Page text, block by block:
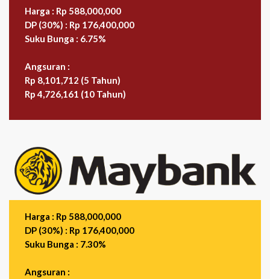
Harga : Rp 588,000,000
DP (30%) : Rp 176,400,000
Suku Bunga : 6.75%
Angsuran :
Rp 8,101,712 (5 Tahun)
Rp 4,726,161 (10 Tahun)
Harga : Rp 588,000,000
DP (30%) : Rp 176,400,000
Suku Bunga : 7.30%
Angsuran :